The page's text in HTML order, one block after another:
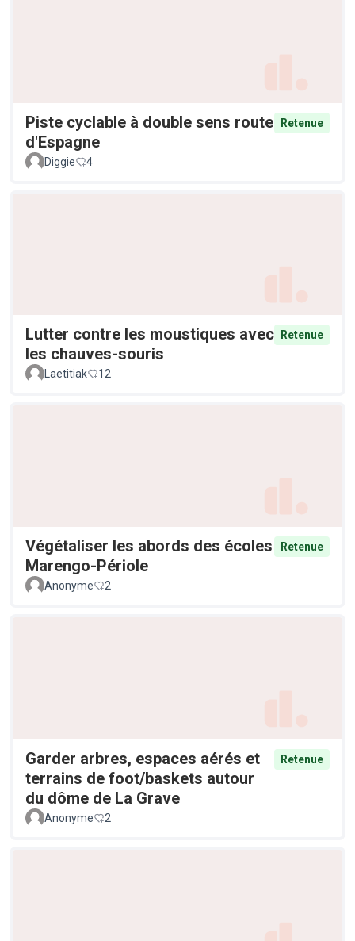
Piste cyclable à double sens route
d'Espagne
Retenue
Diggie 4
Lutter contre les moustiques avec
les chauves-souris
Retenue
Laetitiak 12
Végétaliser les abords des écoles
Marengo-Périole
Retenue
Anonyme 2
Garder arbres, espaces aérés et
terrains de foot/baskets autour
du dôme de La Grave
Retenue
Anonyme 2